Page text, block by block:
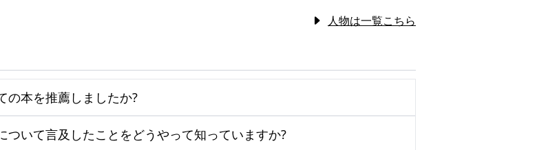
人物は一覧こちら
の本を推薦しましたか?
いて言及したことをどうやって知っていますか?